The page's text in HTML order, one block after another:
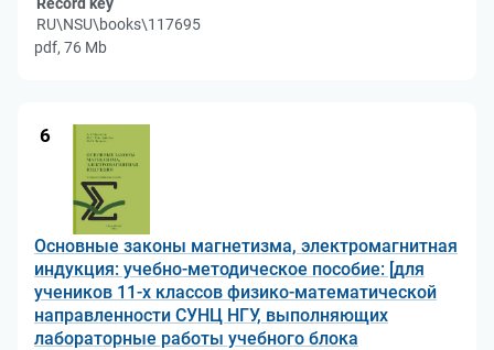
RU\NSU\books\117695
pdf, 76 Mb
6
Основные законы магнетизма, электромагнитная
индукция: учебно-методическое пособие: [для
учеников 11-х классов физико-математической
направленности СУНЦ НГУ, выполняющих
лабораторные работы учебного блока